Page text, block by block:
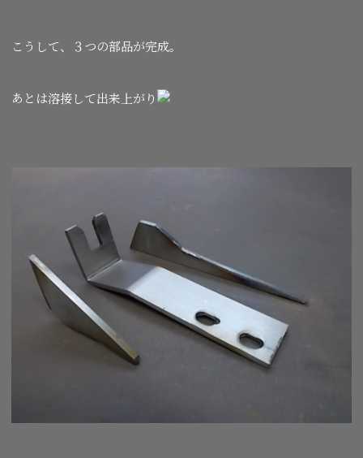
こうして、３つの部品が完成。
あとは溶接して出来上がり